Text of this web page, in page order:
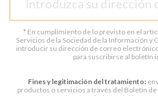
* En cumplimiento de lo previsto en el
Servicios de la Sociedad de la Información y
introducir su dirección de correo
para suscribirse al boletín
Fines y legitimación del tratamiento:
productos o servicios a través del Boletín